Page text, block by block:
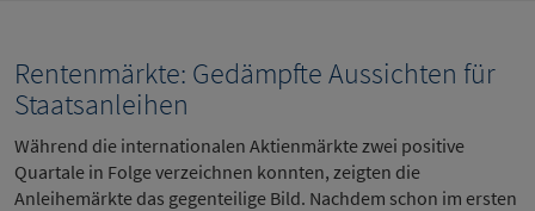
Rentenmärkte: Gedämpfte Aussichten für
Staatsanleihen
Während die internationalen Aktienmärkte zwei positive
Quartale in Folge verzeichnen konnten, zeigten die
Anleihemärkte das gegenteilige Bild. Nachdem schon im ersten